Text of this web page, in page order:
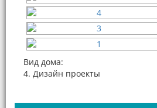
Вид дома:
4. Дизайн проекты